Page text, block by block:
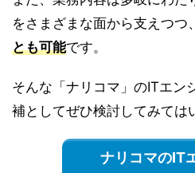
をさまざまな面から支えつつ、
とも可能です。
そんな「ナリコマ」のITエン
補としてぜひ検討してみては
ナリコマのIT